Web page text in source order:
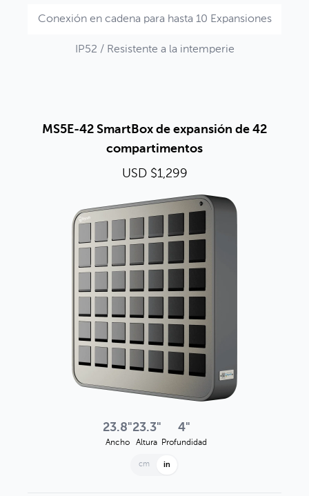
Conexión en cadena para hasta 10 Expansiones
IP52 / Resistente a la intemperie
MS5E-42 SmartBox de expansión de 42
compartimentos
USD $1,299
23.8"
Ancho
23.3"
Altura
4"
Profundidad
cm in